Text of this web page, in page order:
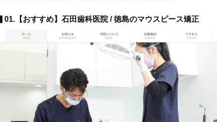
01.【おすすめ】石田歯科医院 / 徳島のマウスピース矯正